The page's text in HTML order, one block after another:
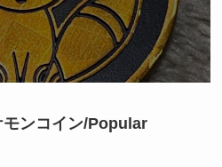
モンコイン/Popular